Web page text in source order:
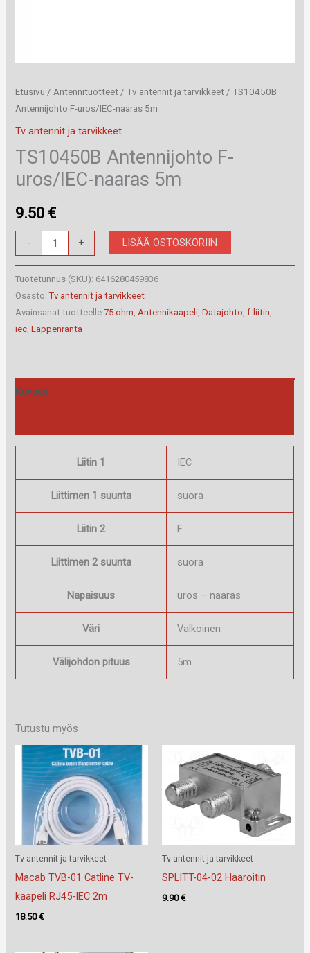
Etusivu / Antennituotteet /Tv antennit ja tarvikkeet / TS10450B
Antennijohto F-uros/IEC-naaras 5m
Tv antennit ja tarvikkeet
TS10450B Antennijohto F-
uros/IEC-naaras 5m
9.50 €
-
TS10450B
Antennijohto
F-
uros/IEC-
naaras
5m
+ LISÄÄ OSTOSKORIIN
Tuotetunnus (SKU): 6416280459836
Osasto:Tv antennit ja tarvikkeet
Avainsanat tuotteelle75 ohm Antennikaapeli ,Datajohto ,f-liitin
iec ,Lappenranta
Kuvaus
Liitin 1 IEC
Liittimen 1 suunta suora
Liitin 2 F
Liittimen 2 suunta suora
Napaisuus uros – naaras
Väri Valkoinen
Välijohdon pituus 5m
Tutustu myös
Tv antennit ja tarvikkeet
Macab TVB-01 Catline TV-
kaapeli RJ45-IEC 2m
18.50€
Tv antennit ja tarvikkeet
SPLITT-04-02 Haaroitin
9.90€